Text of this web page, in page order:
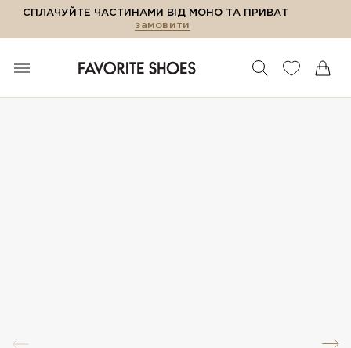
СПЛАЧУЙТЕ ЧАСТИНАМИ ВІД МОНО ТА ПРИВАТ
замовити